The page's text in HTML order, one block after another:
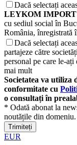
Dacă selectați
LEYKOM
cu sediul social în
România, înregistrată
Dacă selectați
partajeze către
personal pe care le-ați
mai mult
Societatea va utiliza
conformitate cu
o consultați în
* Odată abonat la
noutățile din domeniu.
Trimiteți
EUR